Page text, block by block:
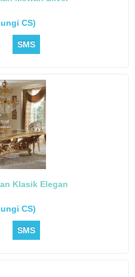
CS)
SMS
Klasik Elegan
CS)
SMS